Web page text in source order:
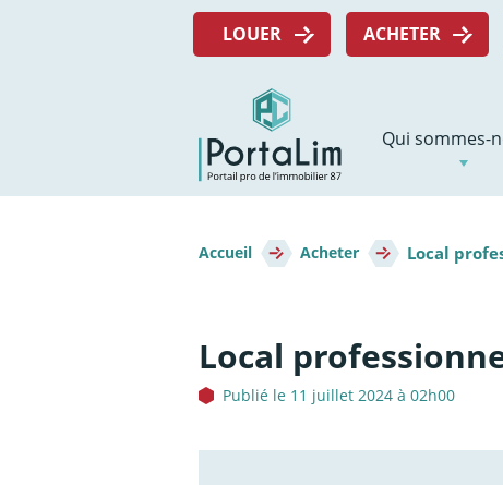
Menu
LOUER ACHETER
Navigation
principale
Qui sommes-
d'Ariane
Accueil Acheter Local
Local
Publié le 11 juillet 2024 à 02h00